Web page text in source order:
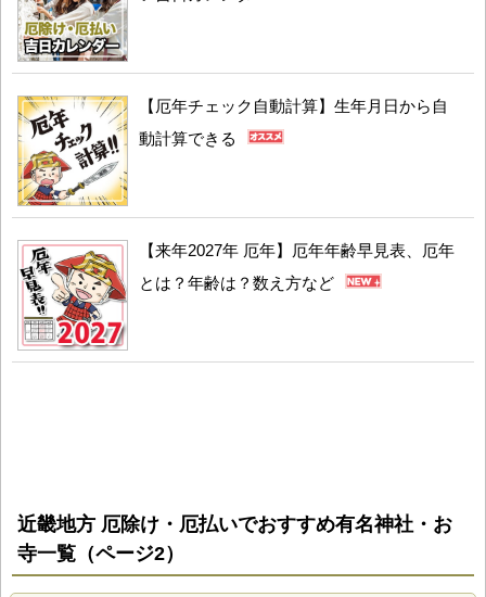
【厄年チェック自動計算】生年月日から自
動計算できる
【来年2027年 厄年】厄年年齢早見表、厄年
とは？年齢は？数え方など
近畿地方 厄除け・厄払いでおすすめ有名神社・お
寺一覧（ページ2）